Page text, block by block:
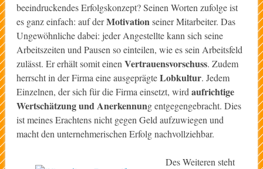
beeindruckendes Erfolgskonzept? Seinen Worten zufolge ist
es ganz einfach: auf derMotivationseiner Mitarbeiter. Das
Ungewöhnliche dabei: jeder Angestellte kann sich seine
Arbeitszeiten und Pausen so einteilen, wie es sein Arbeitsfeld
zulässt. Er erhält somit einenVertrauensvorschuss. Zudem
herrscht in der Firma eine ausgeprägteLobkultur. Jedem
Einzelnen, der sich für die Firma einsetzt, wirdaufrichtige
Wertschätzung und Anerkennung entgegengebracht. Dies
ist meines Erachtens nicht gegen Geld aufzuwiegen und
macht den unternehmerischen Erfolg nachvollziehbar.
Des Weiteren steht